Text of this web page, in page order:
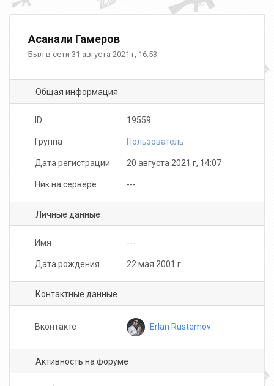
Асанали Гамеров
Был в сети 31 августа 2021 г, 16:53
Общая информация
ID 19559
Группа Пользователь
Дата регистрации 20 августа 2021 г, 14:07
Ник на сервере ---
Личные данные
Имя ---
Дата рождения 22 мая 2001 г
Контактные данные
Вконтакте Erlan Rustemov
Активность на форуме